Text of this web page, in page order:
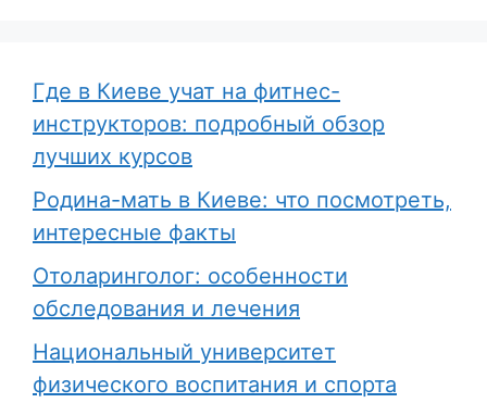
Где в Киеве учат на фитнес-
инструкторов: подробный обзор
лучших курсов
Родина-мать в Киеве: что посмотреть,
интересные факты
Отоларинголог: особенности
обследования и лечения
Национальный университет
физического воспитания и спорта